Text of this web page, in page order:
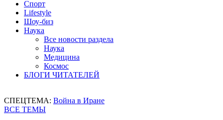
Спорт
Lifestyle
Шоу-биз
Наука
Все новости раздела
Наука
Медицина
Космос
БЛОГИ ЧИТАТЕЛЕЙ
СПЕЦТЕМА: Война в Иране
ВСЕ ТЕМЫ